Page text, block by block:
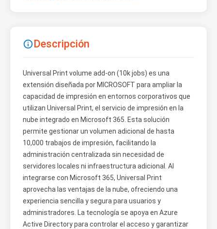
Descripción
Universal Print volume add-on (10k jobs) es una
extensión diseñada por MICROSOFT para ampliar la
capacidad de impresión en entornos corporativos que
utilizan Universal Print, el servicio de impresión en la
nube integrado en Microsoft 365. Esta solución
permite gestionar un volumen adicional de hasta
10,000 trabajos de impresión, facilitando la
administración centralizada sin necesidad de
servidores locales ni infraestructura adicional. Al
integrarse con Microsoft 365, Universal Print
aprovecha las ventajas de la nube, ofreciendo una
experiencia sencilla y segura para usuarios y
administradores. La tecnología se apoya en Azure
Active Directory para controlar el acceso y garantizar